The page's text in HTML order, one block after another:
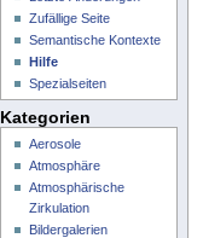
Zufällige Seite
Semantische Kontexte
Hilfe
Spezialseiten
Kategorien
Aerosole
Atmosphäre
Atmosphärische
Zirkulation
Bildergalerien